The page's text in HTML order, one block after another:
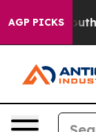
AGP PICKS
Youth Brazil